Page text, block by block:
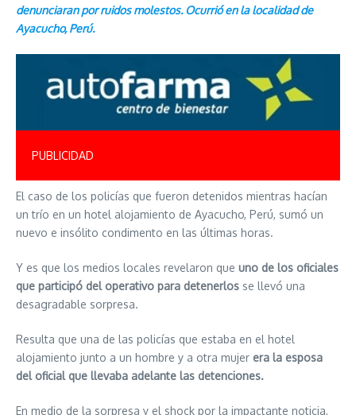
denunciaran por ruidos molestos. Ocurrió en la localidad de
Ayacucho, Perú.
PUBLICIDAD
El caso de los policías que fueron detenidos mientras hacían
un trío en un hotel alojamiento de Ayacucho, Perú, sumó un
nuevo e insólito condimento en las últimas horas.
Y es que los medios locales revelaron que uno de los oficiales
que participó del operativo para detenerlos se llevó una
desagradable sorpresa.
Resulta que una de las policías que estaba en el hotel
alojamiento junto a un hombre y a otra mujer era la esposa
del oficial que llevaba adelante las detenciones.
En medio de la sorpresa y el shock por la impactante noticia,